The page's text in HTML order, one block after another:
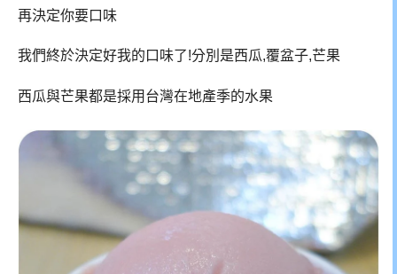
再決定你要口味
我們終於決定好我的口味了!分別是西瓜,覆盆子,芒果
西瓜與芒果都是採用台灣在地產季的水果